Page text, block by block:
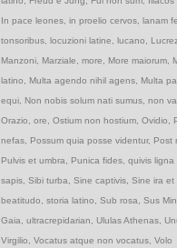
In pace leones, in proelio cervos, lanam
tonsoribus, locuzioni latine lucano
Manzoni, Marziale more More maiorum,
latino
Multa agendo nihil agens, Multa
equi, Non nobis solum nati sumus, non
Orazio
ore Ostium non hostium, Ovidio
nefas, Possum quia posse videntur, Post
Pulvis et umbra
Punica fides, quivis ligna
sapis, Sibi turba Sine captivis, Sine ira et
beatitudo
storia latino Sub rosa Sus
Gaia
ultracrepidarian Ululas Athenas,
Virgilio
Vocatus atque non vocatus, Volo